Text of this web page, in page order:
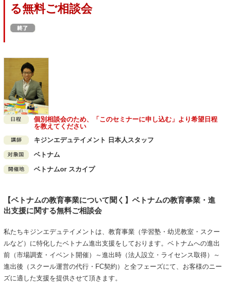
る無料ご相談会
個別相談会のため、「このセミナーに申し込む」より希望日程
を教えてください
キジンエデュテイメント 日本人スタッフ
ベトナム
ベトナムor スカイプ
【ベトナムの教育事業について聞く】ベトナムの教育事業・進
出支援に関する無料ご相談会
私たちキジンエデュテイメントは、教育事業（学習塾・幼児教室・スクー
ルなど）に特化したベトナム進出支援をしております。ベトナムへの進出
前（市場調査・イベント開催）～進出時（法人設立・ライセンス取得）～
進出後（スクール運営の代行・FC契約）と全フェーズにて、お客様のニー
ズに適した支援を提供させて頂きます。